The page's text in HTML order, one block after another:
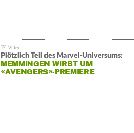
Plötzlich Teil des Marvel-Universums:
MEMMINGEN WIRBT UM
«AVENGERS»-PREMIERE